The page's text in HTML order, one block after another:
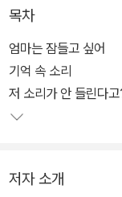
그러던 어느 날, 리나
나게 되었는데, 소리
원이 이루어질 수 있
로 엄마가 잠을 푹 자
때 엄청나게 무서운
목차
엄마는 잠들고 싶어
기억 속 소리
저 소리가 안 들린다
저자 소개